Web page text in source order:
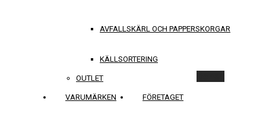
AVFALLSKÄRL OCH PAPPERSKORGAR
KÄLLSORTERING
OUTLET
VARUMÄRKEN FÖRETAGET